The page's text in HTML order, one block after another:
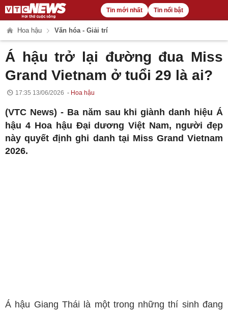
Tin mới nhất Tin nổi bật
Hoa hậu Văn hóa - Giải trí
Á hậu trở lại đường đua Miss
Grand Vietnam ở tuổi 29 là ai?
17:35 13/06/2026 Hoa hậu
(VTC News) - Ba năm sau khi giành danh hiệu Á
hậu 4 Hoa hậu Đại dương Việt Nam, người đẹp
này quyết định ghi danh tại Miss Grand Vietnam
2026.
Á hậu Giang Thái là một trong những thí sinh đang